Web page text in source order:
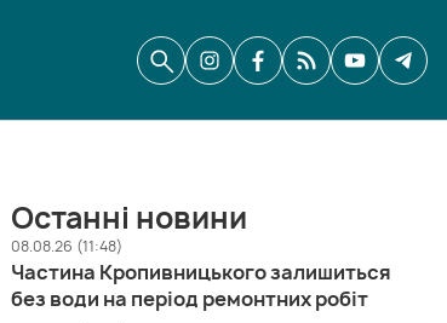
Останні новини
08.08.26 (11:48)
Частина Кропивницького залишиться
без води на період ремонтних робіт